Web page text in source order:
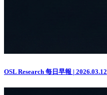
OSL Research 每日早報 | 2026.03.12